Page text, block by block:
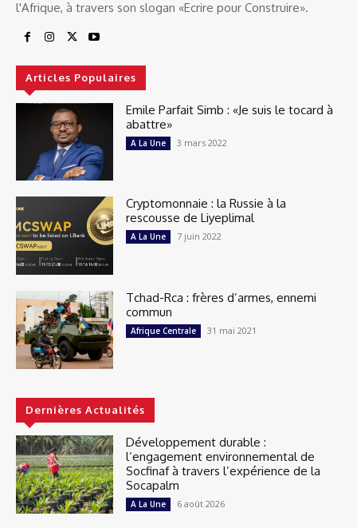
l'Afrique, à travers son slogan «Ecrire pour Construire».
Articles Populaires
Emile Parfait Simb : «Je suis le tocard à
abattre»
A La Une 3 mars 2022
Cryptomonnaie : la Russie à la
rescousse de Liyeplimal
A La Une 7 juin 2022
Tchad-Rca : frères d’armes, ennemi
commun
Afrique Centrale 31 mai 2021
Dernières Actualités
Développement durable :
l’engagement environnemental de
Socfinaf à travers l’expérience de la
Socapalm
A La Une 6 août 2026